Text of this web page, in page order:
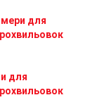
для
для